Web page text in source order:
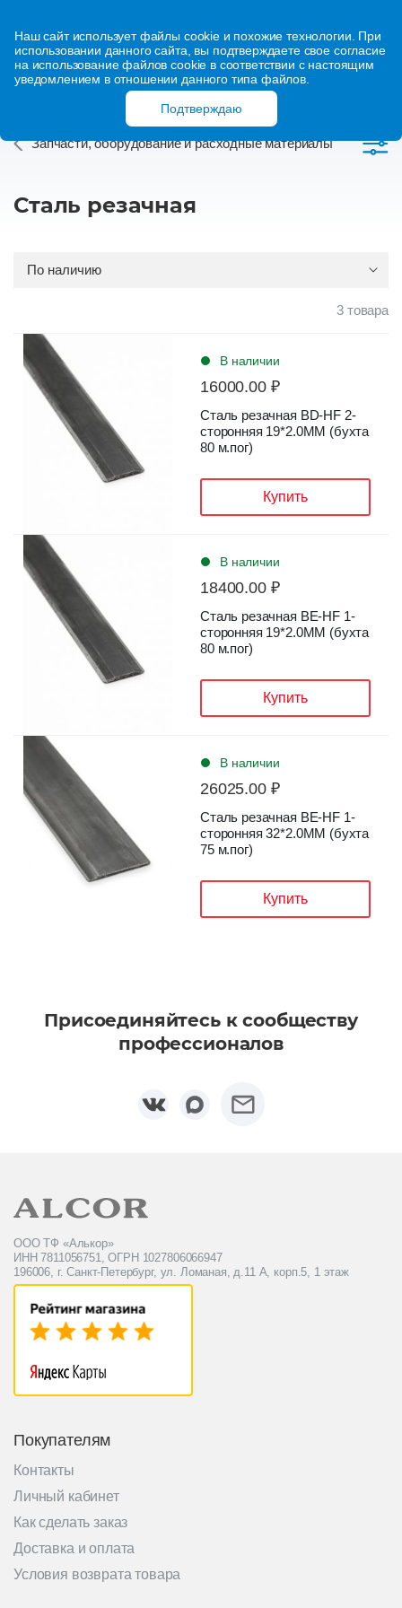
Наш сайт использует файлы cookie и похожие технологии. При
использовании данного сайта, вы подтверждаете свое согласие
на использование файлов cookie в соответствии с настоящим
уведомлением в отношении данного типа файлов.
Подтверждаю
Запчасти, оборудование и расходные материалы
Сталь резачная
3 товара
В наличии
16000.00 ₽
Сталь резачная BD-HF 2-
сторонняя 19*2.0ММ (бухта
80 м.пог)
Купить
В наличии
18400.00 ₽
Сталь резачная BE-HF 1-
сторонняя 19*2.0ММ (бухта
80 м.пог)
Купить
В наличии
26025.00 ₽
Сталь резачная BE-HF 1-
сторонняя 32*2.0ММ (бухта
75 м.пог)
Купить
Присоединяйтесь к сообществу
профессионалов
ООО ТФ «Алькор»
ИНН 7811056751, ОГРН 1027806066947
196006, г. Санкт-Петербург, ул. Ломаная, д.11 А, корп.5, 1 этаж
Покупателям
Контакты
Личный кабинет
Как сделать заказ
Доставка и оплата
Условия возврата товара